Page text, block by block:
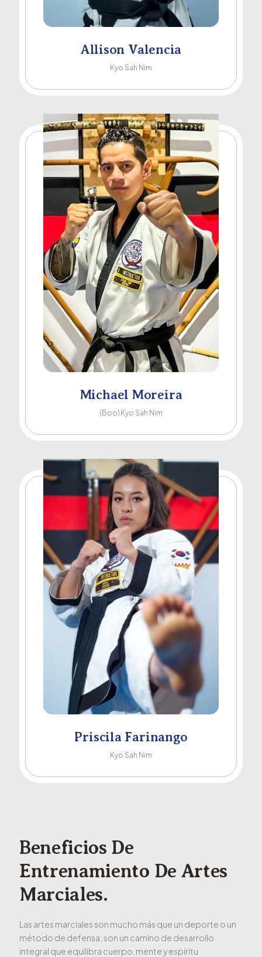
Allison Valencia
Kyo Sah Nim
Michael Moreira
(Boo) Kyo Sah Nim
Priscila Farinango
Kyo Sah Nim
Beneficios De
Entrenamiento De Artes
Marciales.
Las artes marciales son mucho más que un deporte o un
método de defensa; son un camino de desarrollo
integral que equilibra cuerpo, mente y espíritu